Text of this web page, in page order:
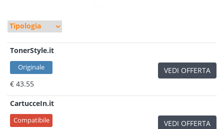
TonerStyle.it
Originale
€ 43.55
VEDI OFFERTA
CartucceIn.it
Compatibile VEDI OFFERTA